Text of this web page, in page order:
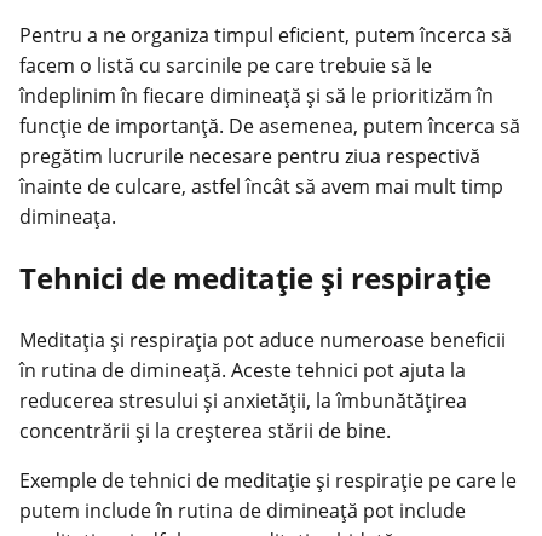
Pentru a ne organiza timpul eficient, putem încerca să
facem o listă cu sarcinile pe care trebuie să le
îndeplinim în fiecare dimineață și să le prioritizăm în
funcție de importanță. De asemenea, putem încerca să
pregătim lucrurile necesare pentru ziua respectivă
înainte de culcare, astfel încât să avem mai mult timp
dimineața.
Tehnici de meditație și respirație
Meditația și respirația pot aduce numeroase beneficii
în rutina de dimineață. Aceste tehnici pot ajuta la
reducerea stresului și anxietății, la îmbunătățirea
concentrării și la creșterea stării de bine.
Exemple de tehnici de meditație și respirație pe care le
putem include în rutina de dimineață pot include